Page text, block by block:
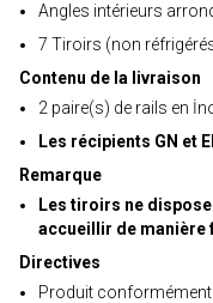
Angles intérieurs
7 Tiroirs (non
Contenu de la livraison
2 paire(s) de rails en
Les récipients GN et
Remarque
Les tiroirs ne
accueillir de manière
Directives
Produit conformément